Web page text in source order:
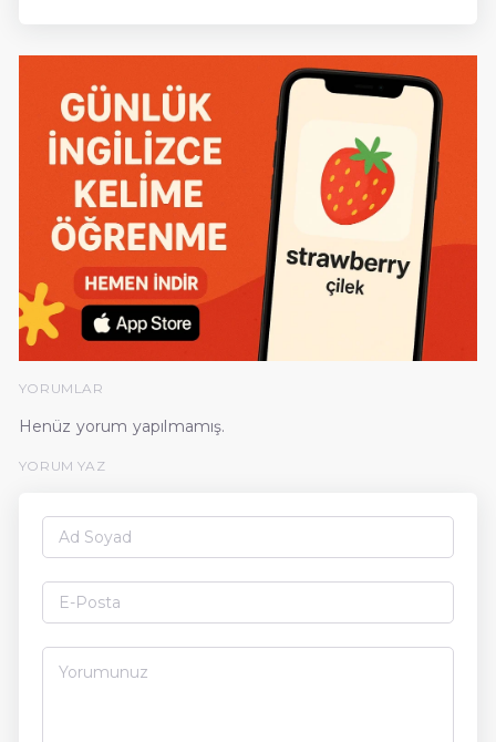
YORUMLAR
Henüz yorum yapılmamış.
YORUM YAZ